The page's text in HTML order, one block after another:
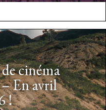
cinéma
En avril
!